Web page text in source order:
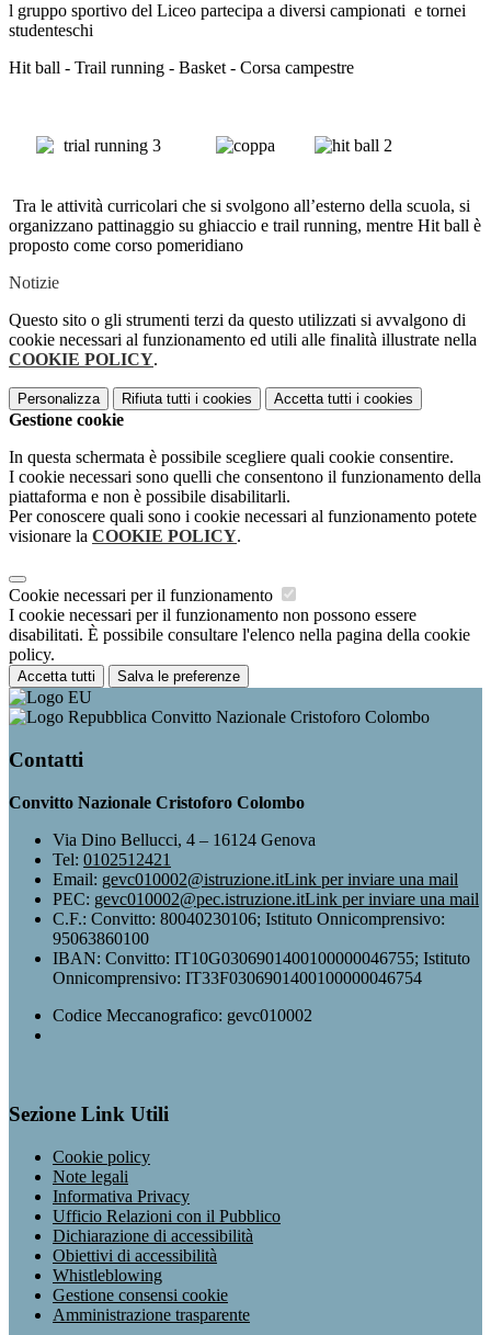
l gruppo sportivo del Liceo partecipa a diversi campionati e tornei
studenteschi
Hit ball - Trail running - Basket - Corsa campestre
Tra le attività curricolari che si svolgono all’esterno della scuola, si
organizzano pattinaggio su ghiaccio e trail running, mentre Hit ball è
proposto come corso pomeridiano
Notizie
Questo sito o gli strumenti terzi da questo utilizzati si avvalgono di
cookie necessari al funzionamento ed utili alle finalità illustrate nella
COOKIE POLICY.
Personalizza Rifiuta tutti i cookies Accetta tutti i cookies
Gestione cookie
In questa schermata è possibile scegliere quali cookie consentire.
I cookie necessari sono quelli che consentono il funzionamento della
piattaforma e non è possibile disabilitarli.
Per conoscere quali sono i cookie necessari al funzionamento potete
visionare la COOKIE POLICY.
Cookie necessari per il funzionamento
I cookie necessari per il funzionamento non possono essere
disabilitati. È possibile consultare l'elenco nella pagina della cookie
policy.
Accetta tutti Salva le preferenze
Convitto Nazionale Cristoforo Colombo
Contatti
Convitto Nazionale Cristoforo Colombo
Via Dino Bellucci, 4 – 16124 Genova
Tel: 0102512421
Email: gevc010002@istruzione.itLink per inviare una mail
PEC: gevc010002@pec.istruzione.itLink per inviare una mail
C.F.: Convitto: 80040230106; Istituto Onnicomprensivo:
95063860100
IBAN: Convitto: IT10G0306901400100000046755; Istituto
Onnicomprensivo: IT33F0306901400100000046754
Codice Meccanografico: gevc010002
Sezione Link Utili
Cookie policy
Note legali
Informativa Privacy
Ufficio Relazioni con il Pubblico
Dichiarazione di accessibilità
Obiettivi di accessibilità
Whistleblowing
Gestione consensi cookie
Amministrazione trasparente